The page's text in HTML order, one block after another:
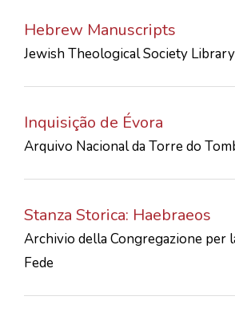
Hebrew Manuscripts
Jewish Theological Society Library
Inquisição de Évora
Arquivo Nacional da Torre do
Stanza Storica: Haebraeos
Archivio della Congregazione per
Fede